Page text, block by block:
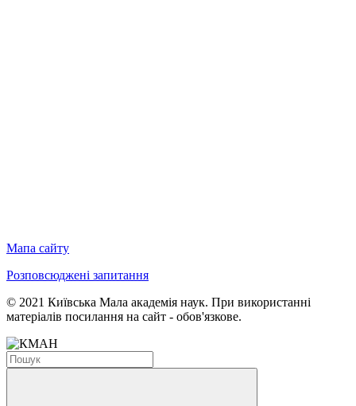
Мапа сайту
Розповсюджені запитання
© 2021 Київська Мала академія наук. При використанні
матеріалів посилання на сайт - обов'язкове.